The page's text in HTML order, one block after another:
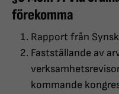
förekomma
Rapport från
Fastställande av
kommande